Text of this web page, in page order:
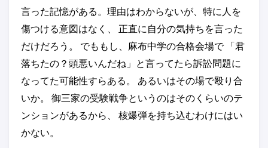
言った記憶がある。理由はわからないが、特に人を
傷つける意図はなく、 正直に自分の気持ちを言った
だけだろう。 でももし、麻布中学の合格会場で 「君
落ちたの？頭悪いんだね」と言ってたら訴訟問題に
なってた可能性すらある。 あるいはその場で殴り合
いか。 御三家の受験戦争というのはそのくらいのテ
ンションがあるから、 核爆弾を持ち込むわけにはい
かない。